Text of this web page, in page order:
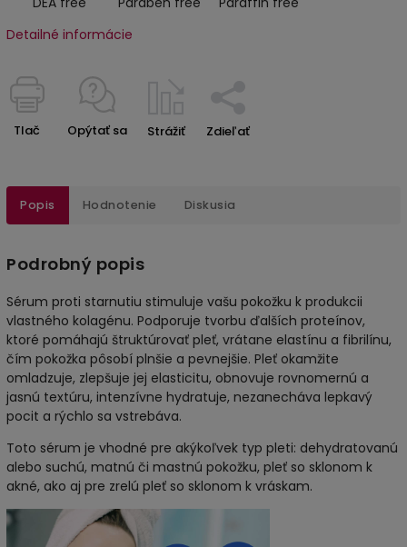
Detailné informácie
Tlač Opýtať sa Strážiť Zdieľať
Popis Hodnotenie Diskusia
Podrobný popis
Sérum proti starnutiu stimuluje vašu pokožku k produkcii
vlastného kolagénu. Podporuje tvorbu ďalších proteínov,
ktoré pomáhajú štruktúrovať pleť, vrátane elastínu a fibrilínu,
čím pokožka pôsobí plnšie a pevnejšie. Pleť okamžite
omladzuje, zlepšuje jej elasticitu, obnovuje rovnomernú a
jasnú textúru, intenzívne hydratuje, nezanecháva lepkavý
pocit a rýchlo sa vstrebáva.
Toto sérum je vhodné pre akýkoľvek typ pleti: dehydratovanú
alebo suchú, matnú či mastnú pokožku, pleť so sklonom k
akné, ako aj pre zrelú pleť so sklonom k vráskam.